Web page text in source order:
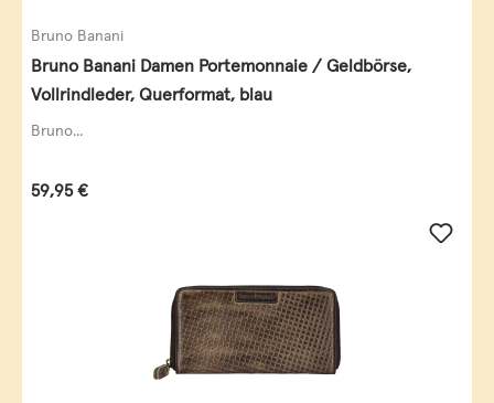
Bruno Banani
Bruno Banani Damen Portemonnaie / Geldbörse,
Vollrindleder, Querformat, blau
Bruno...
Regulärer Preis:
59,95 €